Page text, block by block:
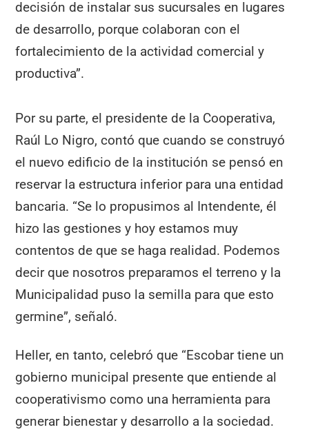
decisión de instalar sus sucursales en lugares
de desarrollo, porque colaboran con el
fortalecimiento de la actividad comercial y
productiva”.
Por su parte, el presidente de la Cooperativa,
Raúl Lo Nigro, contó que cuando se construyó
el nuevo edificio de la institución se pensó en
reservar la estructura inferior para una entidad
bancaria. “Se lo propusimos al Intendente, él
hizo las gestiones y hoy estamos muy
contentos de que se haga realidad. Podemos
decir que nosotros preparamos el terreno y la
Municipalidad puso la semilla para que esto
germine”, señaló.
Heller, en tanto, celebró que “Escobar tiene un
gobierno municipal presente que entiende al
cooperativismo como una herramienta para
generar bienestar y desarrollo a la sociedad.